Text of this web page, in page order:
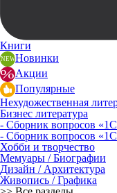
Книги
Новинки
Акции
Популярные
Нехудожественная
Бизнес литература
- Сборник вопросов
- Сборник вопросов
Хобби и творчество
Мемуары / Биографии
Дизайн / Архитектура
Живопись / Графика